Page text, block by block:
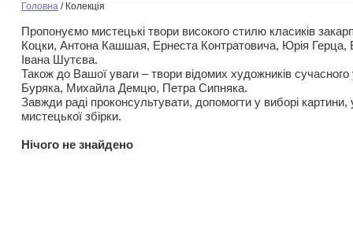
Головна / Колекція
Пропонуємо мистецькі твори високого стилю класиків
Коцки, Антона Кашшая, Ернеста Контратовича, Юрія
Івана Шутєва.
Також до Вашої уваги – твори відомих художників
Буряка, Михайла Демцю, Петра Сипняка.
Завжди раді проконсультувати, допомогти у виборі картини,
мистецької збірки.
Нiчого не знайдено